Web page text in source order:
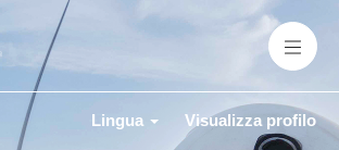
Lingua Visualizza profilo